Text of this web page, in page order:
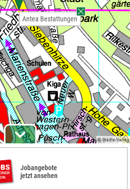
© Städte-Verlag
Antea Bestattungen
Jobangebote
jetzt ansehen